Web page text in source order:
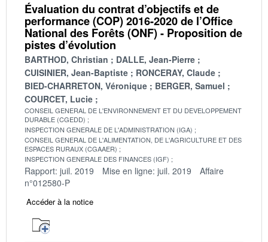
Évaluation du contrat d’objectifs et de
performance (COP) 2016-2020 de l’Office
National des Forêts (ONF) - Proposition de
pistes d’évolution
BARTHOD, Christian
DALLE, Jean-Pierre
CUISINIER, Jean-Baptiste
RONCERAY, Claude
BIED-CHARRETON, Véronique
BERGER, Samuel
COURCET, Lucie
CONSEIL GENERAL DE L'ENVIRONNEMENT ET DU DEVELOPPEMENT
DURABLE (CGEDD)
INSPECTION GENERALE DE L'ADMINISTRATION (IGA)
CONSEIL GENERAL DE L'ALIMENTATION, DE L'AGRICULTURE ET DES
ESPACES RURAUX (CGAAER)
INSPECTION GENERALE DES FINANCES (IGF)
Rapport: juil. 2019 Mise en ligne: juil. 2019
Affaire
n°012580-P
Accéder à la notice